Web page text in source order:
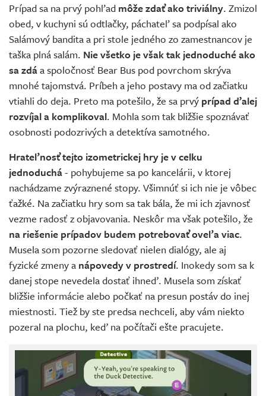
Prípad sa na prvý pohľad môže zdať ako triviálny. Zmizol
obed, v kuchyni sú odtlačky, páchateľ sa podpísal ako
Salámový bandita a pri stole jedného zo zamestnancov je
taška plná salám. Nie všetko je však tak jednoduché ako
sa zdáa spoločnosť Bear Bus pod povrchom skrýva
mnohé tajomstvá. Príbeh a jeho postavy ma od začiatku
vtiahli do deja. Preto ma potešilo, že sa prvý prípad ďalej
rozvíjal a komplikoval. Mohla som tak bližšie spoznávať
osobnosti podozrivých a detektíva samotného.
Hrateľnosť tejto izometrickej hry je v celku
jednoduchá- pohybujeme sa po kancelárii, v ktorej
nachádzame zvýraznené stopy. Všimnúť si ich nie je vôbec
ťažké. Na začiatku hry som sa tak bála, že mi ich zjavnosť
vezme radosť z objavovania. Neskôr ma však potešilo, že
na riešenie prípadov budem potrebovať oveľa viac.
Musela som pozorne sledovať nielen dialógy, ale aj
fyzické zmeny a nápovedy v prostredí. Inokedy som sa k
danej stope nevedela dostať ihneď. Musela som získať
bližšie informácie alebo počkať na presun postáv do inej
miestnosti. Tiež by ste predsa nechceli, aby vám niekto
pozeral na plochu, keď na počítači ešte pracujete.